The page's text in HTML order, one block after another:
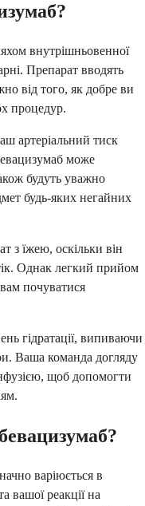
внутрішньовенної
Препарат вводять
від того, як добре ви
процедур.
артеріальний тиск
може
будуть уважно
будь-яких негайних
з їжею, оскільки він
Однак легкий прийом
почуватися
гідратації, випиваючи
Ваша команда догляду
щоб допомогти
варіюється в
вашої реакції на